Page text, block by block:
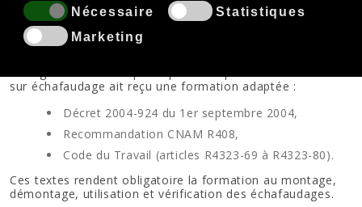
Nécessaire
Statistiques
Marketing
sur échafaudage ait reçu une formation adaptée :
Décret 2004-924 du 1er septembre 2004,
Recommandation CNAM R408,
Code du Travail (articles R4323-69 à R4323-80).
Ces textes rendent obligatoire la formation au montage,
démontage, utilisation et vérification des échafaudages.